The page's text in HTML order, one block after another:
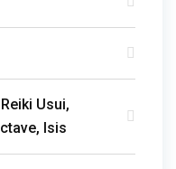
Usui,
Isis